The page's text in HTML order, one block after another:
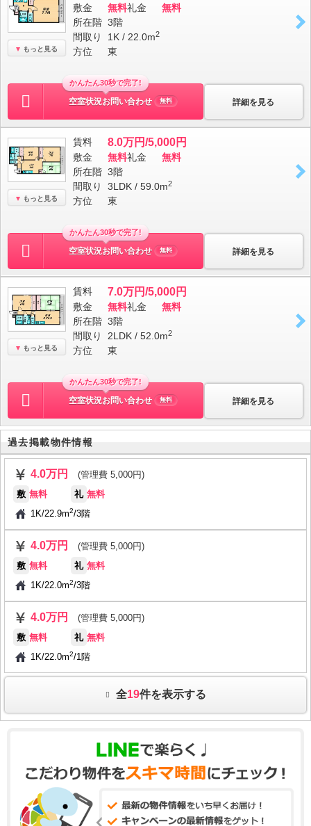
もっと見る
敷金 無料礼金
無料
所在階 3階
間取り
1K / 22.0m2
方位 東
詳細を見る
かんたん30秒で完了!
空室状況お問い合わせ 無料
もっと見る
賃料 8.0万円/5,000円
敷金 無料礼金
無料
所在階 3階
間取り
3LDK / 59.0m2
方位 東
詳細を見る
かんたん30秒で完了!
空室状況お問い合わせ 無料
もっと見る
賃料 7.0万円/5,000円
敷金 無料礼金
無料
所在階 3階
間取り
2LDK / 52.0m2
方位 東
詳細を見る
かんたん30秒で完了!
空室状況お問い合わせ 無料
過去掲載物件情報
4.0万円
(管理費 5,000円)
敷 無料 礼 無料
1K/22.9m2/3階
4.0万円
(管理費 5,000円)
敷 無料 礼 無料
1K/22.0m2/3階
4.0万円
(管理費 5,000円)
敷 無料 礼 無料
1K/22.0m2/1階
全19件を表示する